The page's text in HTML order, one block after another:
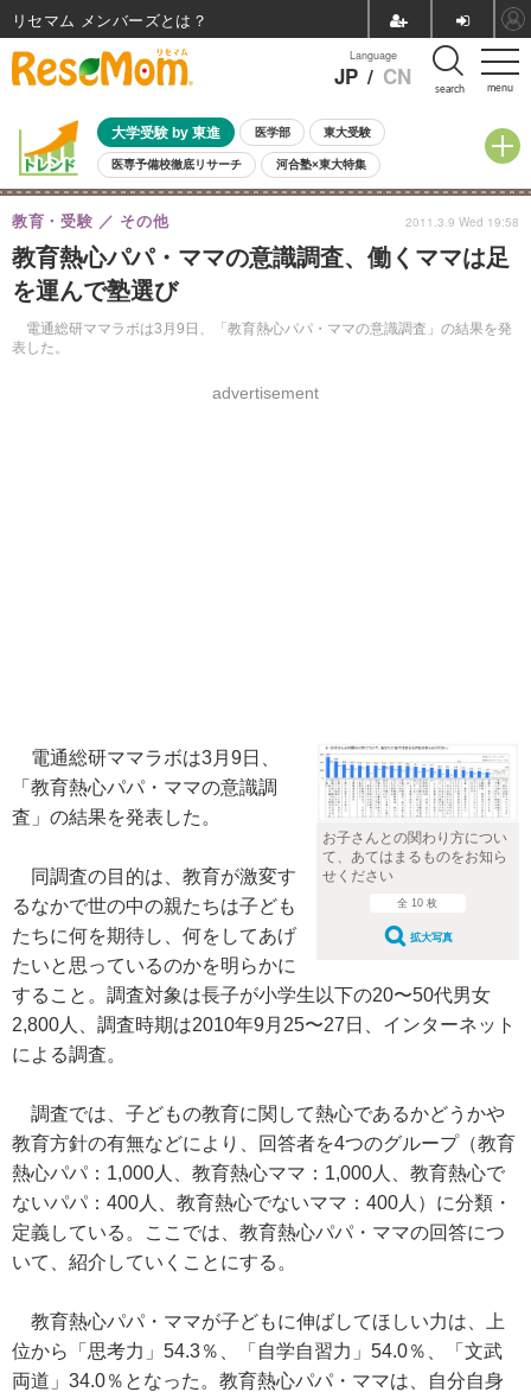
menu
Language
JP / CN search
大学受験 by 東進 医学部 東大受験
医専予備校徹底リサーチ 河合塾×東大特集
親子で考える大学選び 高校受験 中学受験 小学校受験
共通テスト 夏休み
8月開催イベント・WS 全国公立高校 過去問 人気記事
自由研究教材（小学生向け）
教育熱心パパ・ママの意識調査、働くママは足
を運んで塾選び
電通総研ママラボは3月9日、「教育熱心パパ・ママの意識調査」の結果を発
表した。
教育・受験 その他
advertisement
2011.3.9 Wed 19:58
お子さんとの関わり方につい
て、あてはまるものをお知ら
せください
全 10 枚
拡大写真
電通総研ママラボは3月9日、
「教育熱心パパ・ママの意識調
査」の結果を発表した。
同調査の目的は、教育が激変す
るなかで世の中の親たちは子ども
たちに何を期待し、何をしてあげ
たいと思っているのかを明らかに
すること。調査対象は長子が小学生以下の20〜50代男女
2,800人、調査時期は2010年9月25〜27日、インターネット
による調査。
調査では、子どもの教育に関して熱心であるかどうかや
教育方針の有無などにより、回答者を4つのグループ（教育
熱心パパ：1,000人、教育熱心ママ：1,000人、教育熱心で
ないパパ：400人、教育熱心でないママ：400人）に分類・
定義している。ここでは、教育熱心パパ・ママの回答につ
いて、紹介していくことにする。
教育熱心パパ・ママが子どもに伸ばしてほしい力は、上
位から「思考力」54.3％、「自学自習力」54.0％、「文武
両道」34.0％となった。教育熱心パパ・ママは、自分自身
リセマム メンバーズ